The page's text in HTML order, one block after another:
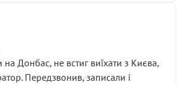
на Донбас, не встиг виїхати з Києва,
Передзвонив, записали і